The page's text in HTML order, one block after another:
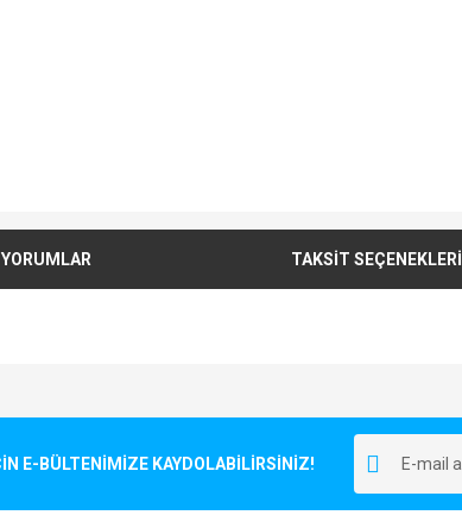
YORUMLAR TAKSİT SEÇENEKLERİ
E-BÜLTENİMİZE KAYDOLABİLİRSİNİZ!